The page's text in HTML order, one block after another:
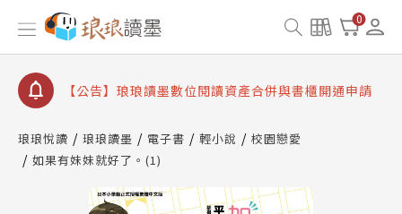
0
【公告】因 Readmoo 讀墨系統維護中，本站同步暫
停部分閱讀服務
【公告】琅琅讀墨書櫃開通常見問題
【公告】琅琅讀墨 3 分鐘完成書櫃開通與資產合併申
請圖文教學
【公告】琅琅書店服務升級重要說明及資產合併結果
【公告】因 Readmoo 讀墨系統維護中，本站同步暫
琅琅悅讀 琅琅讀墨 電子書 輕小說
校園戀愛
如果有妹妹就好了。(1)